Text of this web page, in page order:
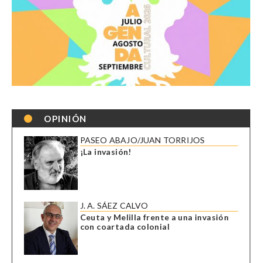
OPINIÓN
PASEO ABAJO/JUAN TORRIJOS
¡La invasión!
J. A. SÁEZ CALVO
Ceuta y Melilla frente a una invasión
con coartada colonial